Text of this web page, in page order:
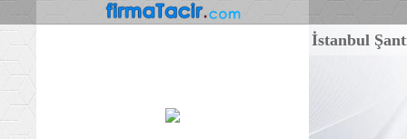
İstanbul